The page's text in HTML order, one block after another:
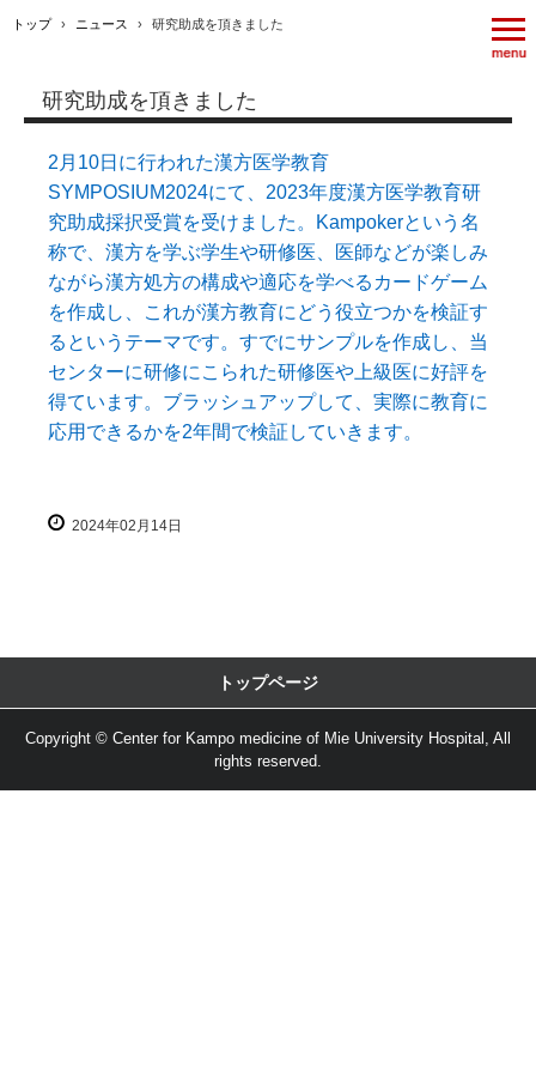
トップ › ニュース › 研究助成を頂きました
研究助成を頂きました
2月10日に行われた漢方医学教育
SYMPOSIUM2024にて、2023年度漢方医学教育研
究助成採択受賞を受けました。Kampokerという名
称で、漢方を学ぶ学生や研修医、医師などが楽しみ
ながら漢方処方の構成や適応を学べるカードゲーム
を作成し、これが漢方教育にどう役立つかを検証す
るというテーマです。すでにサンプルを作成し、当
センターに研修にこられた研修医や上級医に好評を
得ています。ブラッシュアップして、実際に教育に
応用できるかを2年間で検証していきます。
2024年02月14日
トップページ
Copyright © Center for Kampo medicine of Mie University Hospital, All
rights reserved.